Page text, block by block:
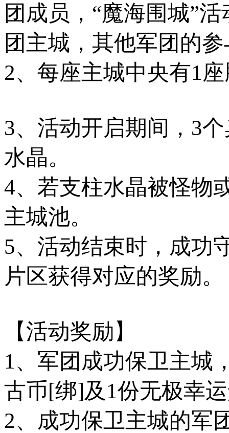
团成员，“魔海围城”
团主城，其他军团的
2、每座主城中央有1
3、活动开启期间，3
水晶。
4、若支柱水晶被怪物
主城池。
5、活动结束时，成功
片区获得对应的奖励。
【活动奖励】
1、军团成功保卫主城
古币[绑]及1份无极幸
2、成功保卫主城的军